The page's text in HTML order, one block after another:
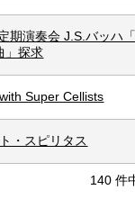
期演奏会 J.S.バッハ
」探求
Super Cellists
・スピリタス
140 件